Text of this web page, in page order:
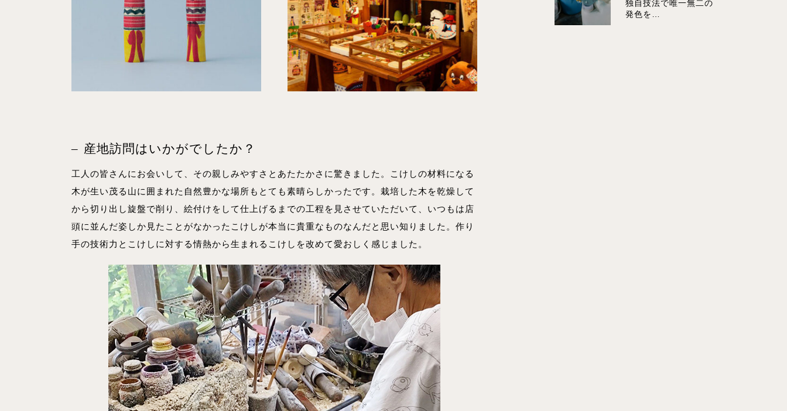
産地訪問はいかがでしたか？
工人の皆さんにお会いして、その親しみやすさとあたたかさに驚きました。こけしの材料になる
木が生い茂る山に囲まれた自然豊かな場所もとても素晴らしかったです。栽培した木を乾燥して
から切り出し旋盤で削り、絵付けをして仕上げるまでの工程を見させていただいて、いつもは店
頭に並んだ姿しか見たことがなかったこけしが本当に貴重なものなんだと思い知りました。作り
手の技術力とこけしに対する情熱から生まれるこけしを改めて愛おしく感じました。
独自技法で唯一無二の
発色を…